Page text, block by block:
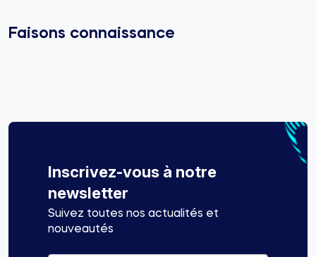
Faisons connaissance
Inscrivez-vous à notre
newsletter
Suivez toutes nos actualités et
nouveautés